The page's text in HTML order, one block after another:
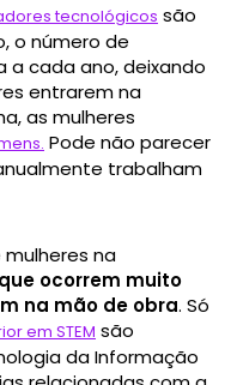
tecnológicos são
o número de
a cada ano, deixando
entrarem na
as mulheres
Pode não parecer
trabalham
na
ocorrem muito
na mão de obra. Só
em STEM são
da Informação